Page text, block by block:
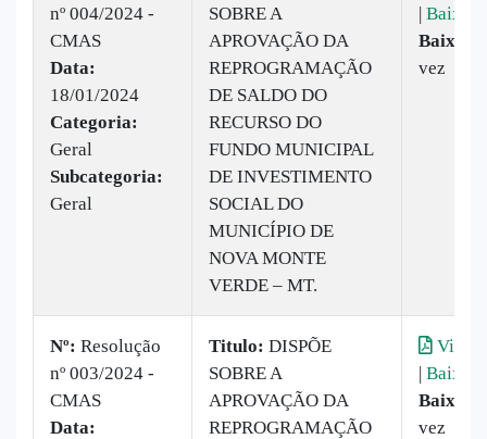
nº 004/2024 -
CMAS
Data:
18/01/2024
Categoria:
Geral
Subcategoria:
Geral
SOBRE A
APROVAÇÃO DA
REPROGRAMAÇÃO
DE SALDO DO
RECURSO DO
FUNDO MUNICIPAL
DE INVESTIMENTO
SOCIAL DO
MUNICÍPIO DE
NOVA MONTE
VERDE – MT.
| Baixar
vez
Nº: ​Resolução
nº 003/2024 -
CMAS
Data:
Titulo: DISPÕE
SOBRE A
APROVAÇÃO DA
REPROGRAMAÇÃO
| Baixar
vez